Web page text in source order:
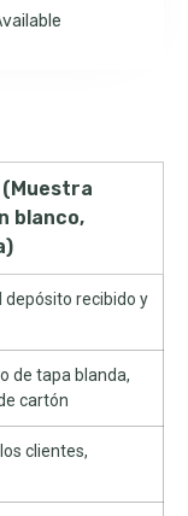
blanco,
depósito recibido y
de tapa blanda,
cartón
los clientes,